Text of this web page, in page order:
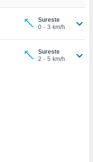
Sureste
0 - 3 km/h
Sureste
2 - 5 km/h